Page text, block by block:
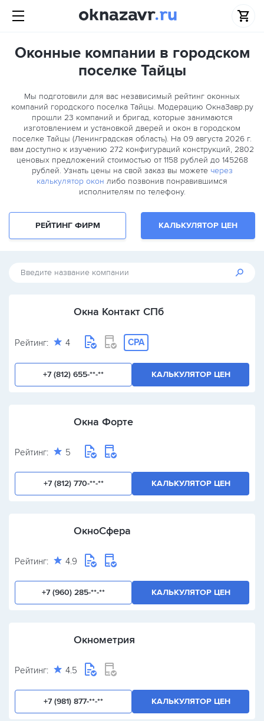
Оконные компании в городском
поселке Тайцы
Мы подготовили для вас независимый рейтинг оконных
компаний городского поселка Тайцы. Модерацию ОкнаЗавр.ру
прошли 23 компаний и бригад, которые занимаются
изготовлением и установкой дверей и окон в городском
поселке Тайцы (Ленинградская область). На 09 августа 2026 г.
вам доступно к изучению 272 конфигураций конструкций, 2802
ценовых предложений стоимостью от 1158 рублей до 145268
рублей. Узнать цены на свой заказ вы можете через
калькулятор окон либо позвонив понравившимся
исполнителям по телефону.
РЕЙТИНГ ФИРМ КАЛЬКУЛЯТОР ЦЕН
Окна Контакт СПб
Рейтинг: 4 CPA
+7 (812) 655-**-** КАЛЬКУЛЯТОР ЦЕН
Окна Форте
Рейтинг: 5
+7 (812) 770-**-** КАЛЬКУЛЯТОР ЦЕН
ОкноСфера
Рейтинг: 4.9
+7 (960) 285-**-** КАЛЬКУЛЯТОР ЦЕН
Окнометрия
Рейтинг: 4.5
+7 (981) 877-**-** КАЛЬКУЛЯТОР ЦЕН